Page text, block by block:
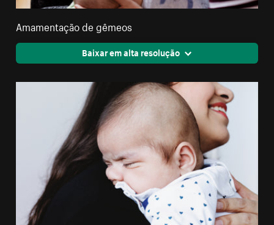
Amamentação de gêmeos
Baixar em alta resolução